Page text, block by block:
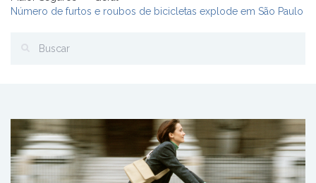
Número de furtos e roubos de bicicletas explode em São Paulo